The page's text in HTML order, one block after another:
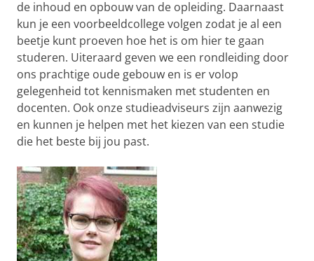
de inhoud en opbouw van de opleiding. Daarnaast
kun je een voorbeeldcollege volgen zodat je al een
beetje kunt proeven hoe het is om hier te gaan
studeren. Uiteraard geven we een rondleiding door
ons prachtige oude gebouw en is er volop
gelegenheid tot kennismaken met studenten en
docenten. Ook onze studieadviseurs zijn aanwezig
en kunnen je helpen met het kiezen van een studie
die het beste bij jou past.